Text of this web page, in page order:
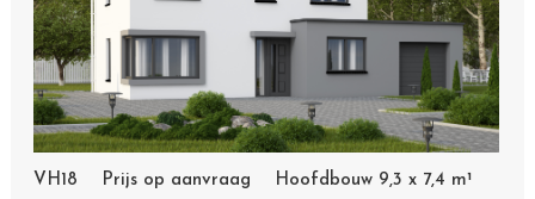
VH18 Prijs op aanvraag Hoofdbouw 9,3 x 7,4 m¹